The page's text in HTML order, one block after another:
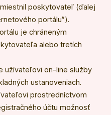
poskytovateľ (ďalej
portálu“).
je chráneným
alebo tretích
užívateľovi on-line služby
ustanoveniach.
prostredníctvom
účtu možnosť